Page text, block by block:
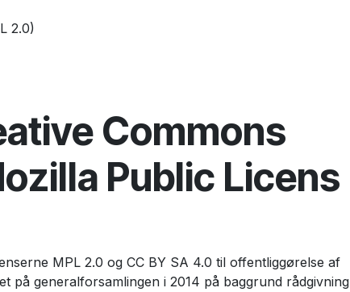
2.0)
Commons
Public Licens
MPL 2.0 og CC BY SA 4.0 til offentliggørelse af
på generalforsamlingen i 2014 på baggrund rådgivning